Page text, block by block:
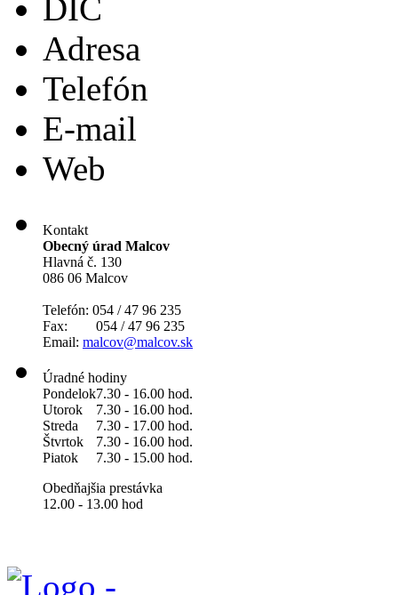
DIČ
Adresa
Telefón
E-mail
Web
Kontakt
Obecný úrad Malcov
Hlavná č. 130
086 06 Malcov
Telefón: 054 / 47 96 235
Fax: 054 / 47 96 235
Email: malcov@malcov.sk
Úradné hodiny
Pondelok7.30 - 16.00 hod.
Utorok
7.30 - 16.00 hod.
Streda
7.30 - 17.00 hod.
Štvrtok
7.30 - 16.00 hod.
Piatok
7.30 - 15.00 hod.
Obedňajšia prestávka
12.00 - 13.00 hod